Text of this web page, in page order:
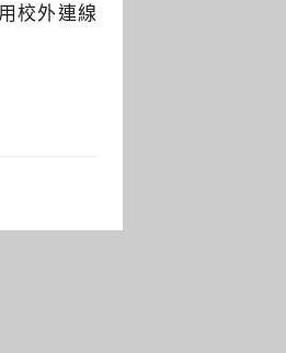
校外連線